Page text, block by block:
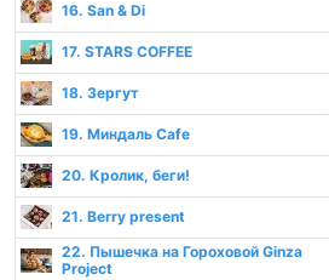
16. San & Di
17. STARS COFFEE
18. Зергут
19. Миндаль Cafe
20. Кролик, беги!
21. Berry present
22. Пышечка на Гороховой Ginza
Project